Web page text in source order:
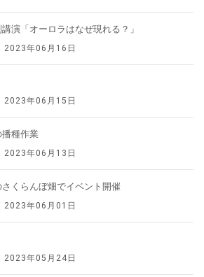
演「オーロラはなぜ現れる？」
2023年06月16日
2023年06月15日
種作業
2023年06月13日
くらんぼ畑でイベント開催
2023年06月01日
2023年05月24日